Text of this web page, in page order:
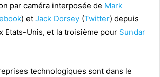
par caméra interposée de Mark
) et Jack Dorsey (Twitter) depuis
Etats-Unis, et la troisième pour Sundar
technologiques sont dans le